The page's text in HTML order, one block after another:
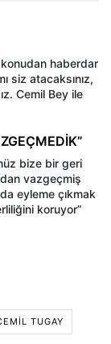
konudan haberdar
siz atacaksınız,
Cemil Bey ile
bize bir geri
vazgeçmiş
eyleme çıkmak
koruyor”
TUGAY